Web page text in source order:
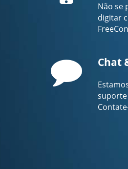
Não se
digitar
Comment
Chat
suporte